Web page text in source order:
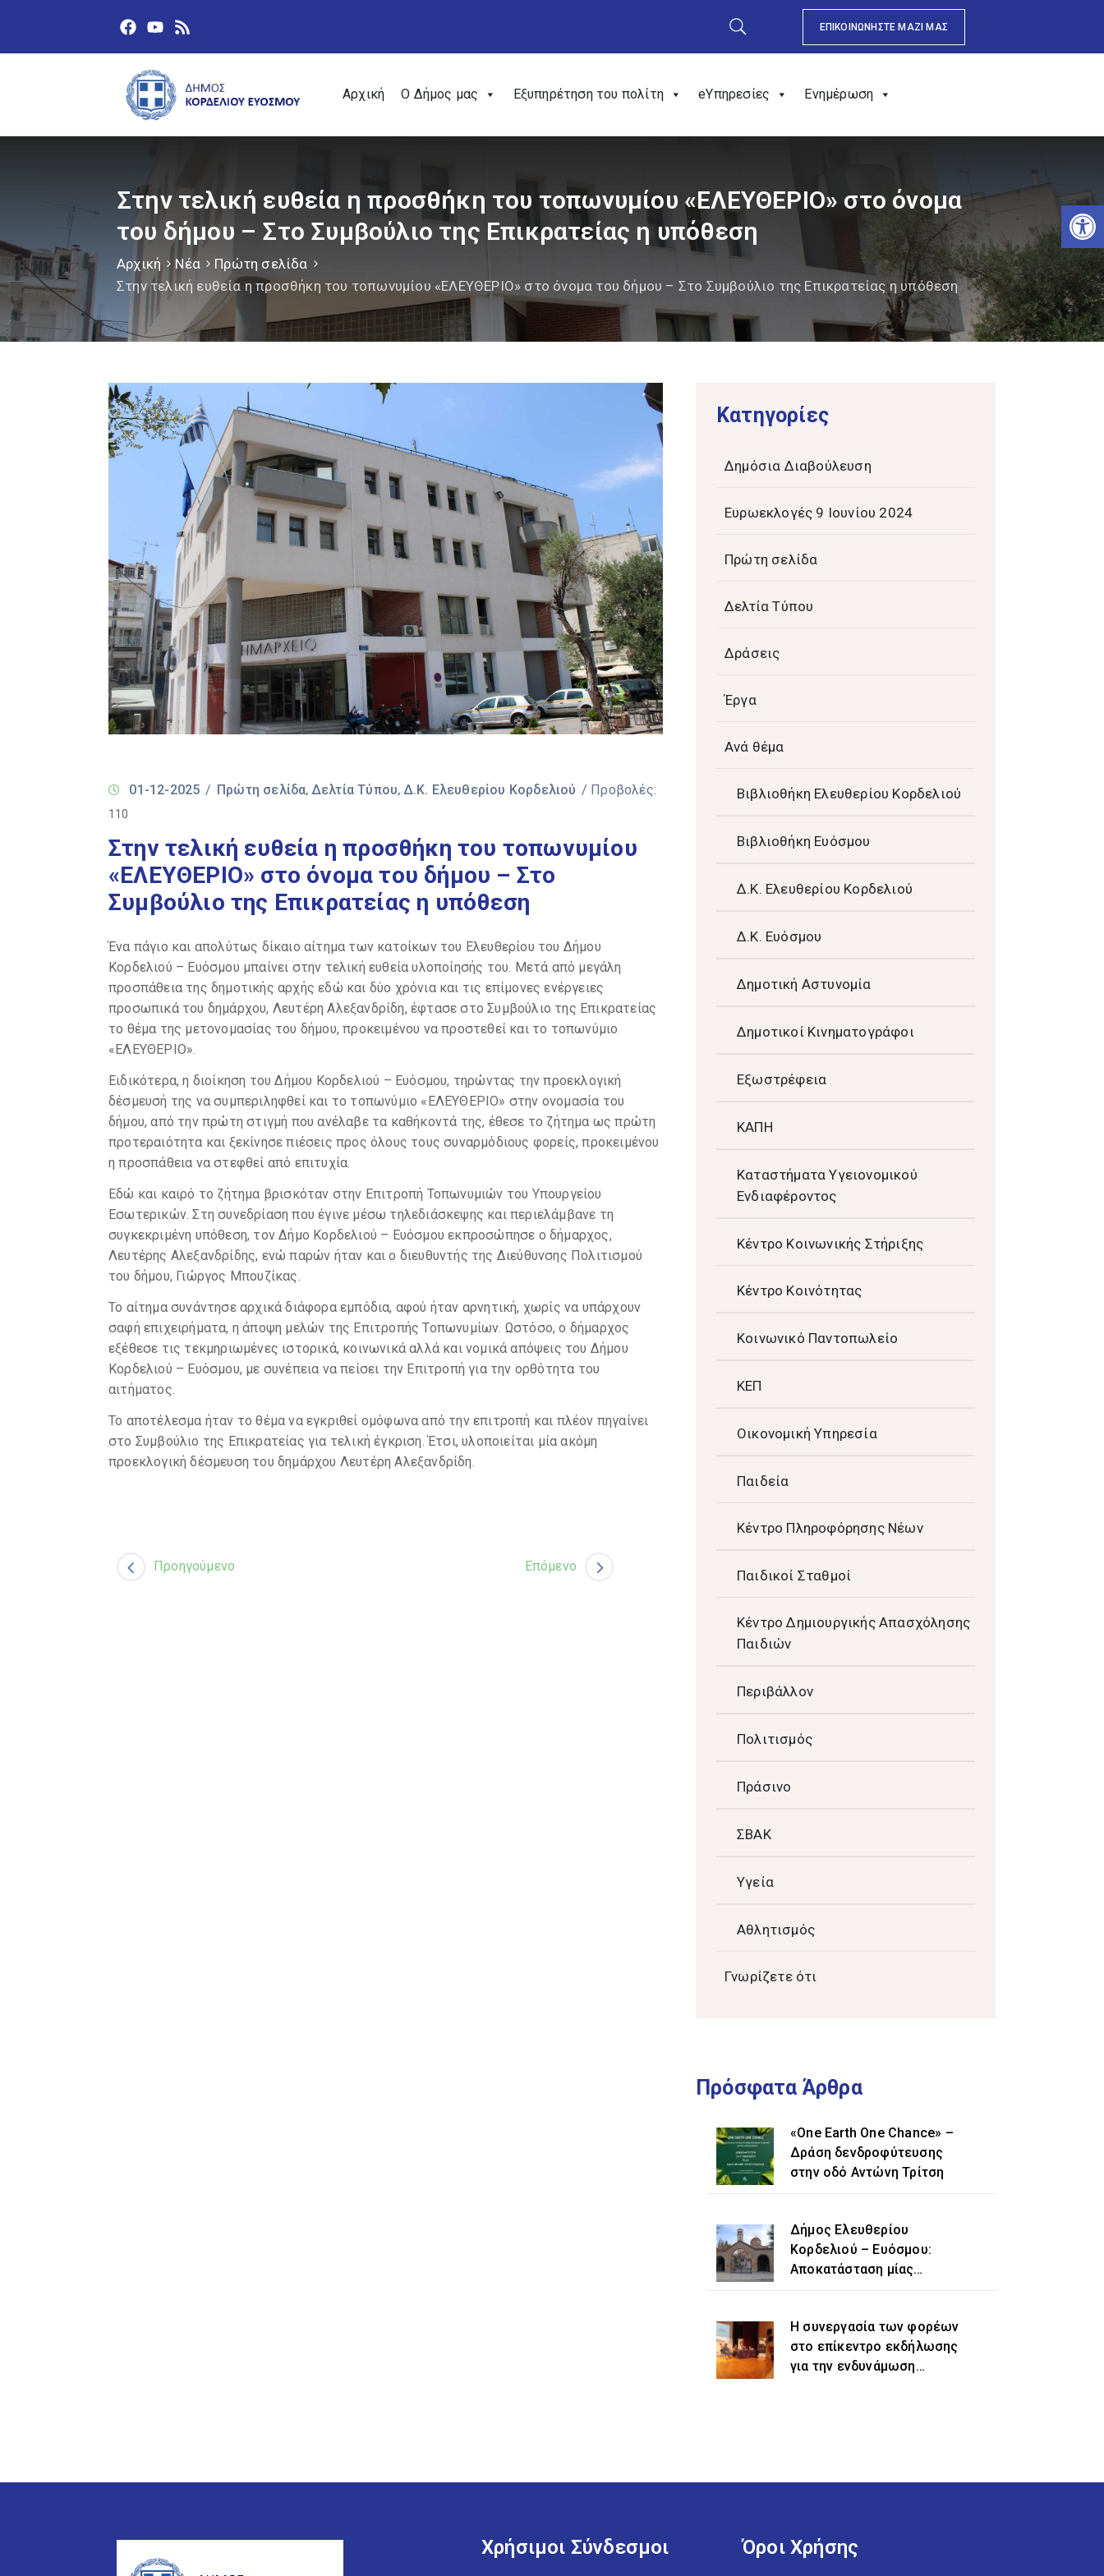
ΕΠΙΚΟΙΝΩΝΗΣΤΕ ΜΑΖΙ ΜΑΣ
Αρχική Ο Δήμος μας Εξυπηρέτηση του πολίτη eΥπηρεσίες Ενημέρωση
Στην τελική ευθεία η προσθήκη του τοπωνυμίου «ΕΛΕΥΘΕΡΙΟ» στο όνομα
του δήμου – Στο Συμβούλιο της Επικρατείας η υπόθεση
Αρχική Νέα
Πρώτη σελίδα
Στην τελική ευθεία η προσθήκη του τοπωνυμίου «ΕΛΕΥΘΕΡΙΟ» στο όνομα του δήμου – Στο Συμβούλιο της Επικρατείας η υπόθεση
01-12-2025 / Πρώτη σελίδα‚ Δελτία Τύπου‚ Δ.Κ. Ελευθερίου Κορδελιού / Προβολές:
110
Στην τελική ευθεία η προσθήκη του τοπωνυμίου
«ΕΛΕΥΘΕΡΙΟ» στο όνομα του δήμου – Στο
Συμβούλιο της Επικρατείας η υπόθεση
Ένα πάγιο και απολύτως δίκαιο αίτημα των κατοίκων του Ελευθερίου του Δήμου
Κορδελιού – Ευόσμου μπαίνει στην τελική ευθεία υλοποίησής του. Μετά από μεγάλη
προσπάθεια της δημοτικής αρχής εδώ και δύο χρόνια και τις επίμονες ενέργειες
προσωπικά του δημάρχου, Λευτέρη Αλεξανδρίδη, έφτασε στο Συμβούλιο της Επικρατείας
το θέμα της μετονομασίας του δήμου, προκειμένου να προστεθεί και το τοπωνύμιο
«ΕΛΕΥΘΕΡΙΟ».
Ειδικότερα, η διοίκηση του Δήμου Κορδελιού – Ευόσμου, τηρώντας την προεκλογική
δέσμευσή της να συμπεριληφθεί και το τοπωνύμιο «ΕΛΕΥΘΕΡΙΟ» στην ονομασία του
δήμου, από την πρώτη στιγμή που ανέλαβε τα καθήκοντά της, έθεσε το ζήτημα ως πρώτη
προτεραιότητα και ξεκίνησε πιέσεις προς όλους τους συναρμόδιους φορείς, προκειμένου
η προσπάθεια να στεφθεί από επιτυχία.
Εδώ και καιρό το ζήτημα βρισκόταν στην Επιτροπή Τοπωνυμιών του Υπουργείου
Εσωτερικών. Στη συνεδρίαση που έγινε μέσω τηλεδιάσκεψης και περιελάμβανε τη
συγκεκριμένη υπόθεση, τον Δήμο Κορδελιού – Ευόσμου εκπροσώπησε ο δήμαρχος,
Λευτέρης Αλεξανδρίδης, ενώ παρών ήταν και ο διευθυντής της Διεύθυνσης Πολιτισμού
του δήμου, Γιώργος Μπουζίκας.
Το αίτημα συνάντησε αρχικά διάφορα εμπόδια, αφού ήταν αρνητική, χωρίς να υπάρχουν
σαφή επιχειρήματα, η άποψη μελών της Επιτροπής Τοπωνυμίων. Ωστόσο, ο δήμαρχος
εξέθεσε τις τεκμηριωμένες ιστορικά, κοινωνικά αλλά και νομικά απόψεις του Δήμου
Κορδελιού – Ευόσμου, με συνέπεια να πείσει την Επιτροπή για την ορθότητα του
αιτήματος.
Το αποτέλεσμα ήταν το θέμα να εγκριθεί ομόφωνα από την επιτροπή και πλέον πηγαίνει
στο Συμβούλιο της Επικρατείας για τελική έγκριση. Έτσι, υλοποιείται μία ακόμη
προεκλογική δέσμευση του δημάρχου Λευτέρη Αλεξανδρίδη.
Προηγούμενο Επόμενο
Kατηγορίες
Δημόσια Διαβούλευση
Ευρωεκλογές 9 Ιουνίου 2024
Πρώτη σελίδα
Δελτία Τύπου
Δράσεις
Έργα
Ανά θέμα
Βιβλιοθήκη Ελευθερίου Κορδελιού
Βιβλιοθήκη Ευόσμου
Δ.Κ. Ελευθερίου Κορδελιού
Δ.Κ. Ευόσμου
Δημοτική Αστυνομία
Δημοτικοί Κινηματογράφοι
Εξωστρέφεια
ΚΑΠΗ
Καταστήματα Υγειονομικού
Ενδιαφέροντος
Κέντρο Κοινωνικής Στήριξης
Κέντρο Κοινότητας
Κοινωνικό Παντοπωλείο
ΚΕΠ
Οικονομική Υπηρεσία
Παιδεία
Κέντρο Πληροφόρησης Νέων
Παιδικοί Σταθμοί
Κέντρο Δημιουργικής Απασχόλησης
Παιδιών
Περιβάλλον
Πολιτισμός
Πράσινο
ΣΒΑΚ
Υγεία
Αθλητισμός
Γνωρίζετε ότι
Πρόσφατα Άρθρα
«One Earth One Chance» –
Δράση δενδροφύτευσης
στην οδό Αντώνη Τρίτση
Δήμος Ελευθερίου
Κορδελιού – Ευόσμου:
Αποκατάσταση μίας
ιστορικής αδικίας η
«Ελευθέριο» στην
ονομασία του δήμου
Η συνεργασία των φορέων
στο επίκεντρο εκδήλωσης
για την ενδυνάμωση
Χρήσιμοι Σύνδεσμοι Όροι Χρήσης